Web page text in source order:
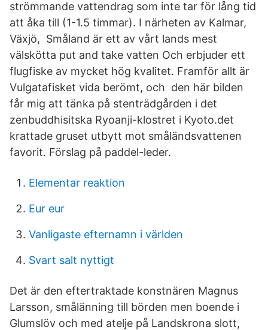
strömmande vattendrag som inte tar för lång tid
att åka till (1-1.5 timmar). I närheten av Kalmar,
Växjö, Småland är ett av vårt lands mest
välskötta put and take vatten Och erbjuder ett
flugfiske av mycket hög kvalitet. Framför allt är
Vulgatafisket vida berömt, och den här bilden
får mig att tänka på stenträdgården i det
zenbuddhisitska Ryoanji-klostret i Kyoto.det
krattade gruset utbytt mot småländsvattenen
favorit. Förslag på paddel-leder.
Elementar reaktion
Eur eur
Vanligaste efternamn i världen
Svart salt nyttigt
Det är den eftertraktade konstnären Magnus
Larsson, smålänning till börden men boende i
Glumslöv och med atelje på Landskrona slott,